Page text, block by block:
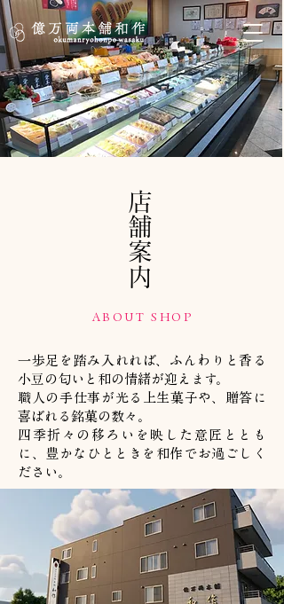
店舗案内
ABOUT SHOP
一歩足を踏み入れれば、ふんわりと香る
小豆の匂いと和の情緒が迎えます。
職人の手仕事が光る上生菓子や、贈答に
喜ばれる銘菓の数々。
四季折々の移ろいを映した意匠ととも
に、豊かなひとときを和作でお過ごしく
ださい。